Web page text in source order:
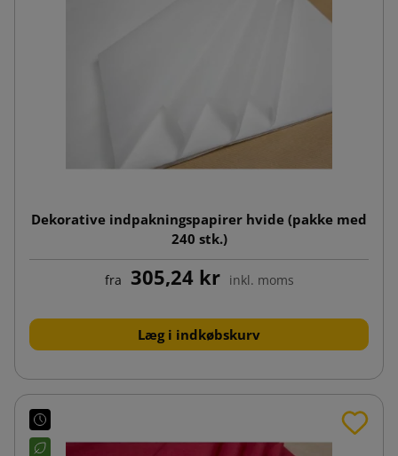
Dekorative indpakningspapirer hvide (pakke med
240 stk.)
fra 305,24 kr inkl. moms
Læg i indkøbskurv